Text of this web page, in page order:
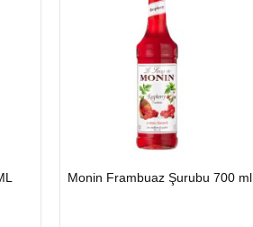
GÖNDERİ
Monin Frambuaz Şurubu 700 ml